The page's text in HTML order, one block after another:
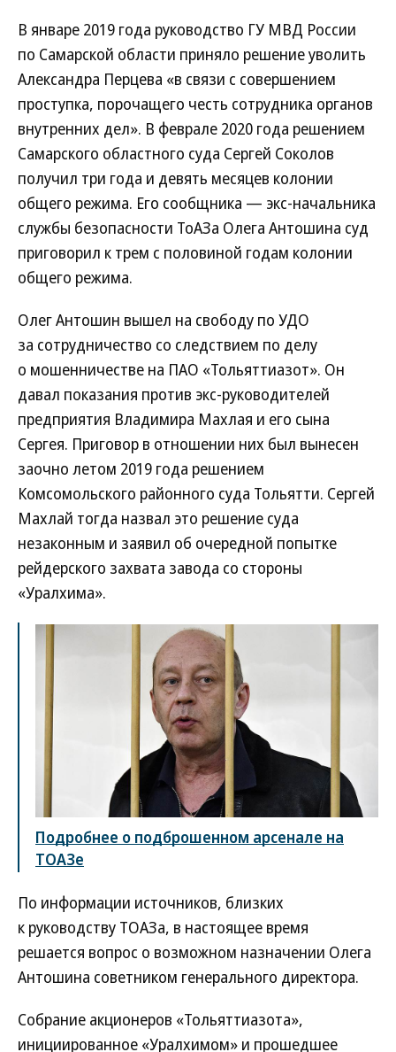
В январе 2019 года руководство ГУ МВД России
по Самарской области приняло решение уволить
Александра Перцева «в связи с совершением
проступка, порочащего честь сотрудника органов
внутренних дел». В феврале 2020 года решением
Самарского областного суда Сергей Соколов
получил три года и девять месяцев колонии
общего режима. Его сообщника — экс-начальника
службы безопасности ТоАЗа Олега Антошина суд
приговорил к трем с половиной годам колонии
общего ­режима.
Олег Антошин вышел на свободу по УДО
за сотрудничество со следствием по делу
о мошенничестве на ПАО «Тольяттиазот». Он
давал показания против экс-руководителей
предприятия Владимира Махлая и его сына
Сергея. Приговор в отношении них был вынесен
заочно летом 2019 года решением
Комсомольского районного суда Тольятти. Сергей
Махлай тогда назвал это решение суда
незаконным и заявил об очередной попытке
рейдерского захвата завода со стороны
­«Уралхима».
Подробнее о подброшенном арсенале на
ТОАЗе
По информации источников, близких
к руководству ТОАЗа, в настоящее время
решается вопрос о возможном назначении Олега
Антошина советником генерального директора.
Собрание акционеров «Тольяттиазота»,
инициированное «Уралхимом» и прошедшее